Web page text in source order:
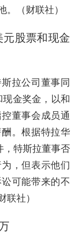
（财联社）
股票和现金
拉公司董事同
金奖金，以和
董事会成员通
。根据特拉华
，特斯拉董事否
，但表示他们
可能带来的不
社）